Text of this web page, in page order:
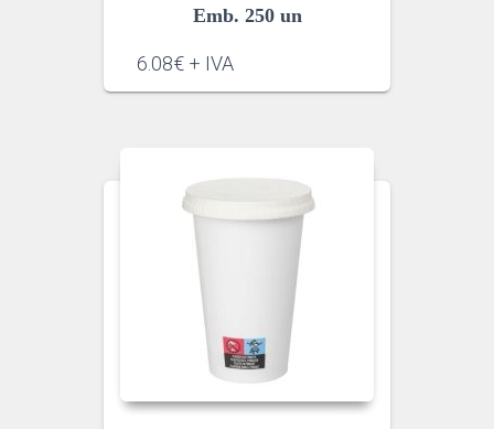
Emb. 250 un
6.08€ + IVA